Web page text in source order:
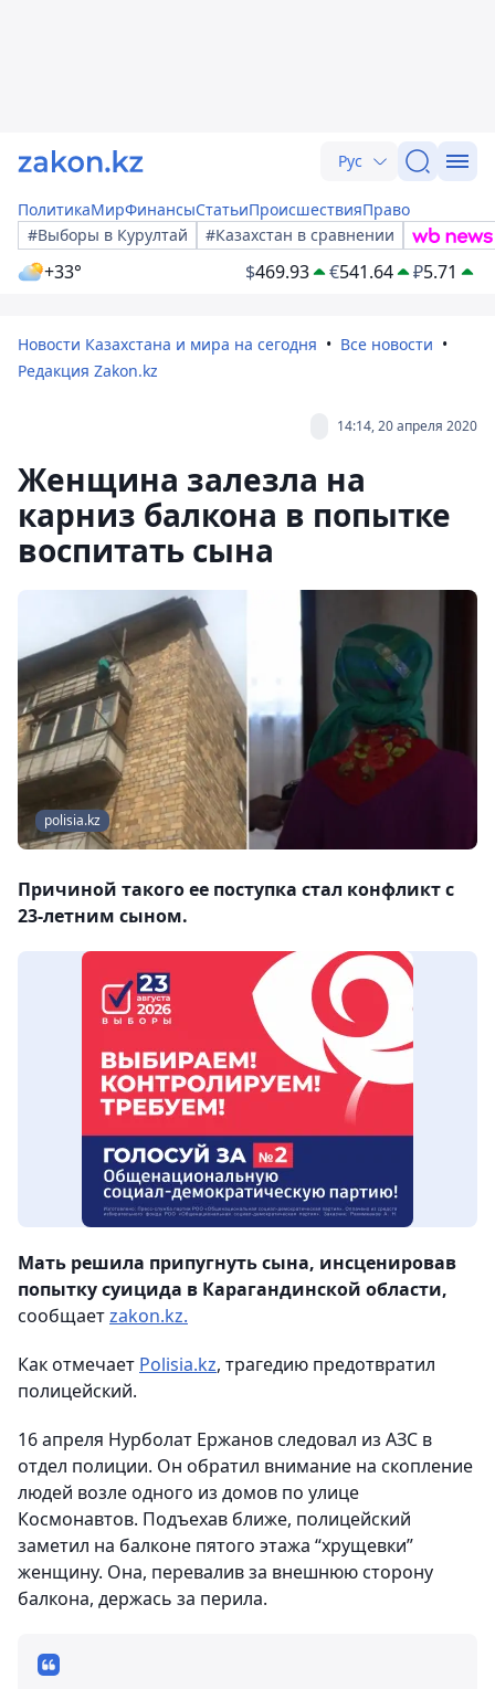
Рус
ПолитикаМирФинансыСтатьиПроисшествияПраво
#Выборы в Курултай
#Казахстан в сравнении
+33° $469.93 €541.64 ₽5.71
Новости Казахстана и мира на сегодня
Все новости
Редакция Zakon.kz
14:14, 20 апреля 2020
Женщина залезла на
карниз балкона в попытке
воспитать сына
polisia.kz
Причиной такого ее поступка стал конфликт с
23-летним сыном.
Мать решила припугнуть сына, инсценировав
попытку суицида в Карагандинской области,
сообщаетzakon.kz.
Как отмечает Polisia.kz, трагедию предотвратил
полицейский.
16 апреля Нурболат Ержанов следовал из АЗС в
отдел полиции. Он обратил внимание на скопление
людей возле одного из домов по улице
Космонавтов. Подъехав ближе, полицейский
заметил на балконе пятого этажа “хрущевки”
женщину. Она, перевалив за внешнюю сторону
балкона, держась за перила.